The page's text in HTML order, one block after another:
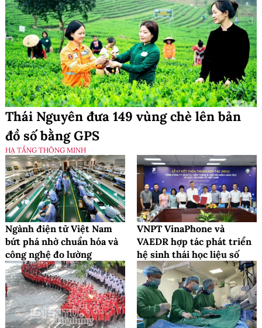
Thái Nguyên đưa 149 vùng chè lên bản
đồ số bằng GPS
HẠ TẦNG THÔNG MINH
Ngành điện tử Việt Nam
bứt phá nhờ chuẩn hóa và
công nghệ đo lường
VNPT VinaPhone và
VAEDR hợp tác phát triển
hệ sinh thái học liệu số